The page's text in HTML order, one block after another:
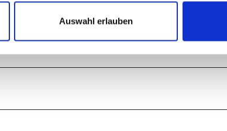
Auswahl erlauben